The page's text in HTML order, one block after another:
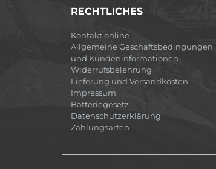
RECHTLICHES
Kontakt online
Allgemeine Geschäftsbedingungen
und Kundeninformationen
Widerrufsbelehrung
Lieferung und Versandkosten
Impressum
Batteriegesetz
Datenschutzerklärung
Zahlungsarten